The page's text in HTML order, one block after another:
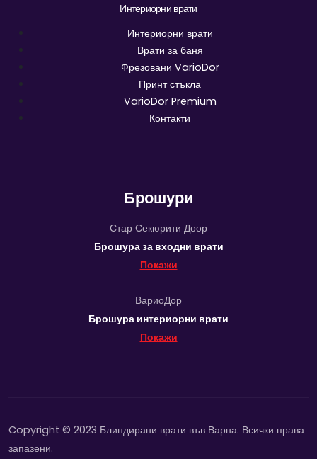
Интериорни врати
Интериорни врати
Врати за баня
Фрезовани VarioDor
Принт стъкла
VarioDor Premium
Контакти
Брошури
Стар Секюрити Доор
Брошура за входни врати
Покажи
ВариоДор
Брошура интериорни врати
Покажи
Copyright © 2023 Блиндирани врати във Варна. Всички права
запазени.